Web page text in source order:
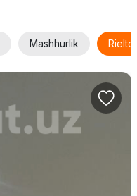
Mashhurlik